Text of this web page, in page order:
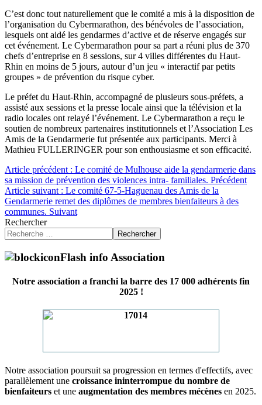
C’est donc tout naturellement que le comité a mis à la disposition de
l’organisation du Cybermarathon, des bénévoles de l’association,
lesquels ont aidé les gendarmes d’active et de réserve engagés sur
cet événement. Le Cybermarathon pour sa part a réuni plus de 370
chefs d’entreprise en 8 sessions, sur 4 villes différentes du Haut-
Rhin en moins de 5 jours, autour d’un jeu « interactif par petits
groupes » de prévention du risque cyber.
Le préfet du Haut-Rhin, accompagné de plusieurs sous-préfets, a
assisté aux sessions et la presse locale ainsi que la télévision et la
radio locales ont relayé l’événement. Le Cybermarathon a reçu le
soutien de nombreux partenaires institutionnels et l’Association Les
Amis de la Gendarmerie fut présentée aux participants. Merci à
Mathieu FULLERINGER pour son enthousiasme et son efficacité.
Article précédent : Le comité de Mulhouse aide la gendarmerie dans
sa mission de prévention des violences intra- familiales. Précédent
Article suivant : Le comité 67-5-Haguenau des Amis de la
Gendarmerie remet des diplômes de membres bienfaiteurs à des
communes. Suivant
Rechercher
Rechercher
Flash info Association
Notre association a franchi la barre des 17 000 adhérents fin
2025 !
Notre association poursuit sa progression en termes d'effectifs, avec
parallèlement une croissance ininterrompue du nombre de
bienfaiteurs et une augmentation des membres mécènes en 2025.